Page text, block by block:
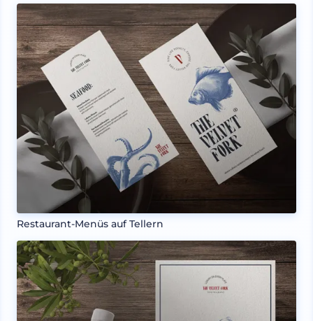
Restaurant-Menüs auf Tellern